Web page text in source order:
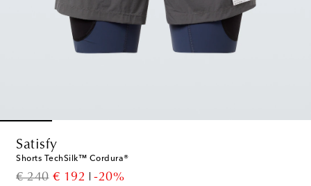
Satisfy
Shorts TechSilk™ Cordura®
€ 240
original price
€ 192
discount price
-20%